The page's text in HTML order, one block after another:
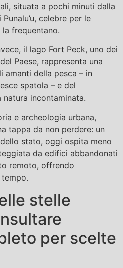
situata a pochi minuti dalla
celebre per le
frequentano.
il lago Fort Peck, uno dei
Paese, rappresenta una
amanti della pesca – in
spatola – e del
incontaminata.
e archeologia urbana,
tappa da non perdere: un
stato, oggi ospita meno
da edifici abbandonati
remoto, offrendo
tempo.
stelle
per scelte